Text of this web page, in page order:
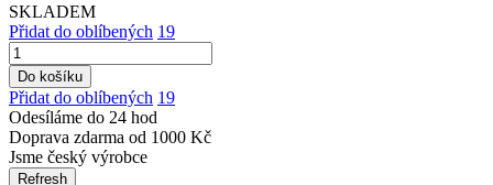
SKLADEM
Přidat do oblíbených 19
Do košíku
Přidat do oblíbených 19
Odesíláme do 24 hod
Doprava zdarma od 1000 Kč
Jsme český výrobce